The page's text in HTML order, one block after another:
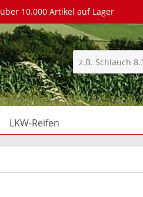
über 10.000 Artikel auf Lager
LKW-Reifen